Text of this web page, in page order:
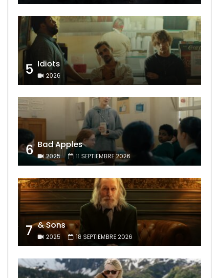
5 Idiots
2026
6 Bad Apples
2025 11 SEPTIEMBRE 2026
7 & Sons
2025 18 SEPTIEMBRE 2026